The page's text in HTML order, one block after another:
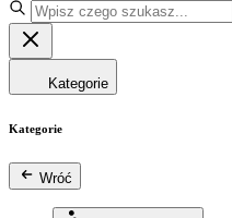
Kategorie
Kategorie
Wróć